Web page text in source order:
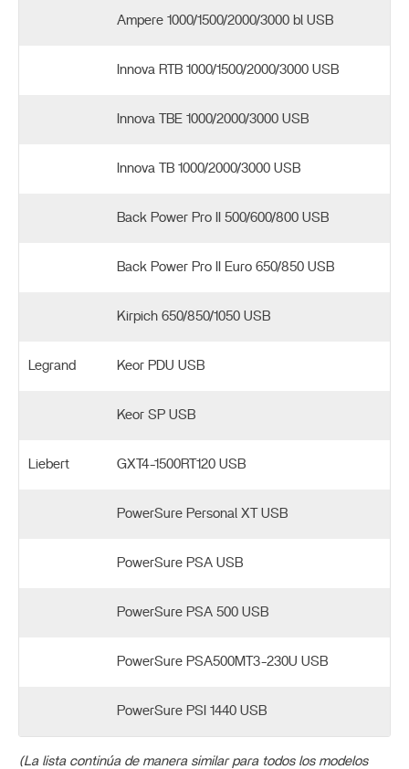
Ampere 1000/1500/2000/3000 bl USB
Innova RTB 1000/1500/2000/3000 USB
Innova TBE 1000/2000/3000 USB
Innova TB 1000/2000/3000 USB
Back Power Pro II 500/600/800 USB
Back Power Pro II Euro 650/850 USB
Kirpich 650/850/1050 USB
Legrand Keor PDU USB
Keor SP USB
Liebert GXT4-1500RT120 USB
PowerSure Personal XT USB
PowerSure PSA USB
PowerSure PSA 500 USB
PowerSure PSA500MT3-230U USB
PowerSure PSI 1440 USB
(La lista continúa de manera similar para todos los modelos